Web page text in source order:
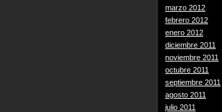
marzo 2012
febrero 2012
enero 2012
diciembre 2011
noviembre 2011
octubre 2011
septiembre 2011
agosto 2011
julio 2011